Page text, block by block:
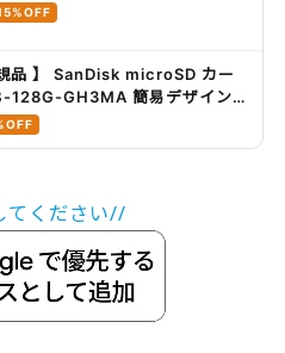
品 】 SanDisk microSD カー
128G-GH3MA 簡易デザイン
てください//